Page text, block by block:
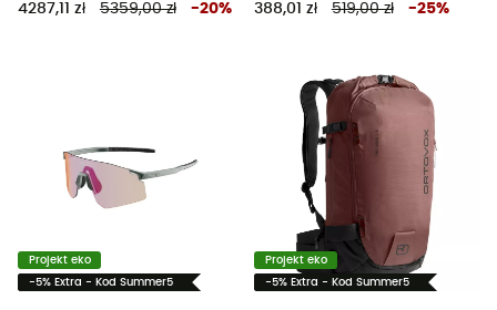
4287,11 zł 5359,00 zł -20% 388,01 zł 519,00 zł -25%
Projekt eko
-5% Extra - Kod Summer5
Projekt eko
-5% Extra - Kod Summer5